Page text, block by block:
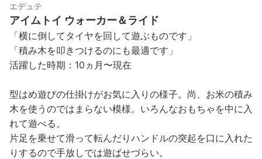
エデュテ
アイムトイ ウォーカー＆ライド
「横に倒してタイヤを回して遊ぶものです」
「積み木を叩きつけるのにも最適です」
活躍した時期：10ヵ月〜現在
型はめ遊びの仕掛けがお気に入りの様子。尚、お米の積み
木を使うのではまらない模様。いろんなおもちゃを中に入
れて遊べる。
片足を乗せて滑って転んだりハンドルの突起を口に入れた
りするので手放しでは遊ばせづらい。